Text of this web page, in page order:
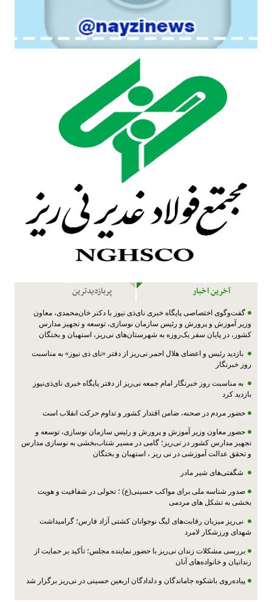
آخرین اخبار پربازدیدترین
گفت‌وگوی اختصاصی پایگاه خبری نای‌ذی نیوز با دکتر خان‌محمدی، معاون
وزیر آموزش و پرورش و رئیس سازمان نوسازی، توسعه و تجهیز مدارس
کشور، در پایان سفر یک‌روزه به شهرستان‌های نی‌ریز، استهبان و بختگان
بازدید رئیس و اعضای هلال احمر نی‌ریز از دفتر «نای ذی نیوز» به مناسبت
روز خبرنگار
به مناسبت روز خبرنگار امام جمعه نی‌ریز از دفتر پایگاه خبری نای‌ذی‌نیوز
بازدید کرد
حضور مردم در صحنه، ضامن اقتدار کشور و تداوم حرکت انقلاب است
حضور معاون وزیر آموزش و پرورش و رئیس سازمان نوسازی، توسعه و
تجهیز مدارس کشور در نی‌ریز؛ گامی در مسیر شتاب‌بخشی به نوسازی مدارس
و تحقق عدالت آموزشی در نی ریز ، استهبان و بختگان
شگفتی‌های شیر مادر
صدور شناسه ملی برای مواکب حسینی(ع) ؛ تحولی در شفافیت و هویت
بخشی به تشکل های مردمی
نی‌ریز میزبان رقابت‌های لیگ نوجوانان کشتی آزاد فارس؛ گرامیداشت
شهدای ورزشکار لامرد
بررسی مشکلات زندان نی‌ریز با حضور نماینده مجلس؛ تأکید بر حمایت از
زندانیان و خانواده‌های آنان
پیاده‌روی باشکوه جاماندگان و دلدادگان اربعین حسینی در نی‌ریز برگزار شد